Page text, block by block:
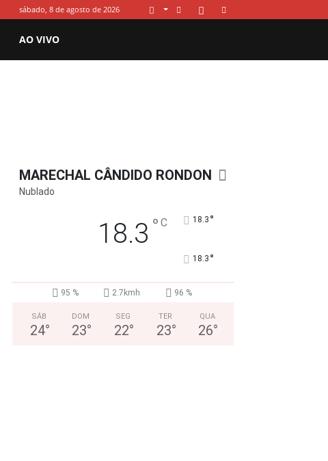
sábado, 8 de agosto de 2026
AO VIVO
MARECHAL CÂNDIDO RONDON
Nublado
18.3 ° C 18.3 °
18.3 °
95 % 2.7kmh 96 %
SÁB
24°
DOM
23°
SEG
22°
TER
23°
QUA
26°